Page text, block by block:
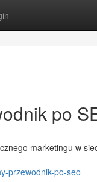
po
marketingu w
przewodnik-po-seo